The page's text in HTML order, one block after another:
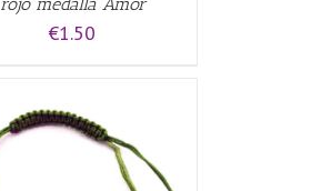
rojo medalla Amor
€1.50